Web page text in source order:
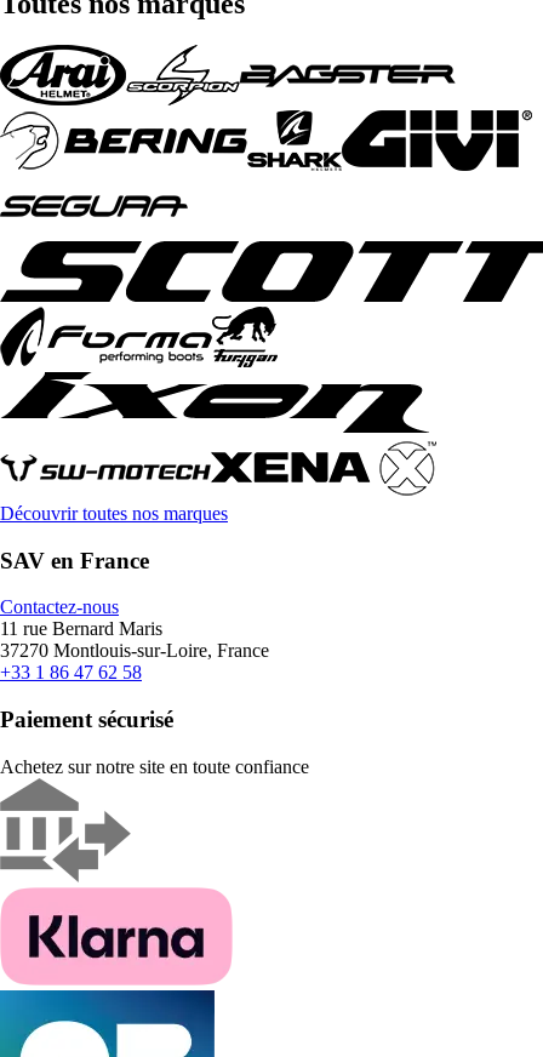
Découvrir toutes nos marques
SAV en France
Contactez-nous
11 rue Bernard Maris
37270 Montlouis-sur-Loire, France
+33 1 86 47 62 58
Paiement sécurisé
Achetez sur notre site en toute confiance